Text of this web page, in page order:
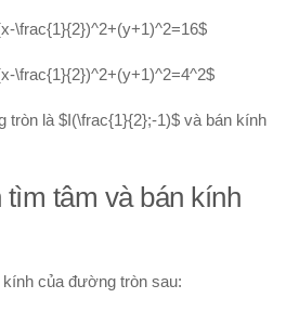
\frac{1}{2})^2+(y+1)^2=16$
\frac{1}{2})^2+(y+1)^2=4^2$
tròn là $I(\frac{1}{2};-1)$ và bán kính
tâm và bán kính
của đường tròn sau: